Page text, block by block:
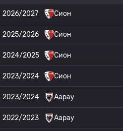
2026/2027 Сион
2025/2026 Сион
2024/2025 Сион
2023/2024 Сион
2023/2024 Аарау
2022/2023 Аарау